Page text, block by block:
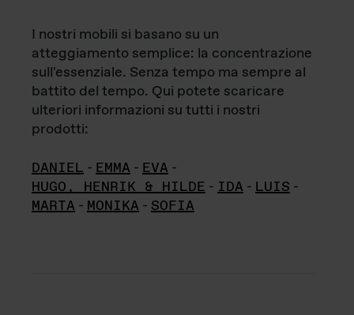
I nostri mobili si basano su un
atteggiamento semplice: la concentrazione
sull'essenziale. Senza tempo ma sempre al
battito del tempo. Qui potete scaricare
ulteriori informazioni su tutti i nostri
prodotti:
DANIEL - EMMA - EVA -
HUGO, HENRIK & HILDE - IDA - LUIS -
MARTA - MONIKA - SOFIA